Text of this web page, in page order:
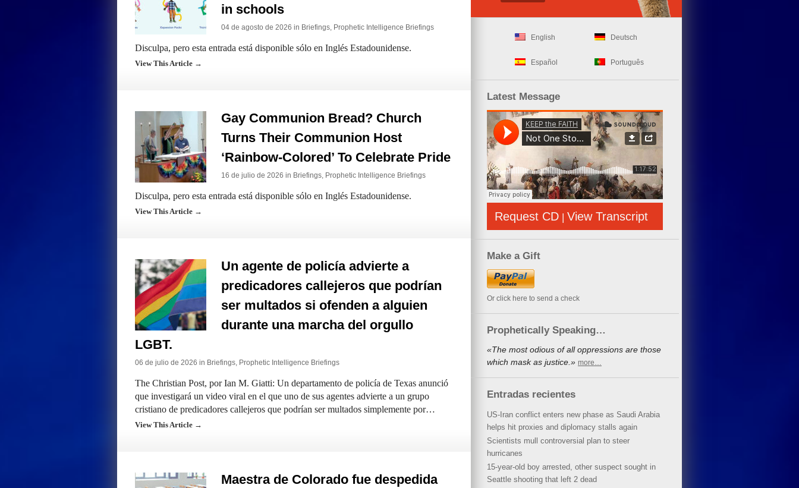
in schools
04 de agosto de 2026 in Briefings, Prophetic Intelligence Briefings
Disculpa, pero esta entrada está disponible sólo en Inglés Estadounidense.
View This Article →
Gay Communion Bread? Church
Turns Their Communion Host
‘Rainbow-Colored’ To Celebrate Pride
16 de julio de 2026 in Briefings, Prophetic Intelligence Briefings
Disculpa, pero esta entrada está disponible sólo en Inglés Estadounidense.
View This Article →
Un agente de policía advierte a
predicadores callejeros que podrían
ser multados si ofenden a alguien
durante una marcha del orgullo
LGBT.
06 de julio de 2026 in Briefings, Prophetic Intelligence Briefings
The Christian Post, por Ian M. Giatti: Un departamento de policía de Texas anunció
que investigará un video viral en el que uno de sus agentes advierte a un grupo
cristiano de predicadores callejeros que podrían ser multados simplemente por…
View This Article →
Maestra de Colorado fue despedida
English Deutsch
Español Português
Latest Message
Request CD | View Transcript
Make a Gift
Or click here to send a check
Prophetically Speaking…
«The most odious of all oppressions are those
which mask as justice.» more…
Entradas recientes
US-Iran conflict enters new phase as Saudi Arabia
helps hit proxies and diplomacy stalls again
Scientists mull controversial plan to steer
hurricanes
15-year-old boy arrested, other suspect sought in
Seattle shooting that left 2 dead